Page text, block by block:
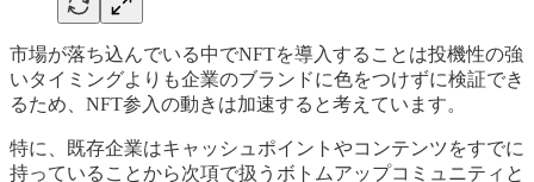
市場が落ち込んでいる中でNFTを導入することは投機性の強
いタイミングよりも企業のブランドに色をつけずに検証でき
るため、NFT参入の動きは加速すると考えています。
特に、既存企業はキャッシュポイントやコンテンツをすでに
持っていることから次項で扱うボトムアップコミュニティと